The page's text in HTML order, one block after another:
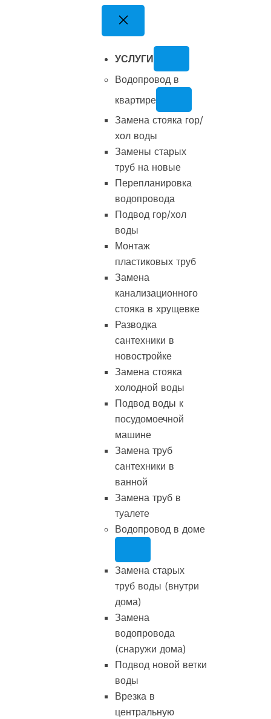
УСЛУГИ
Водопровод в
квартире
Замена стояка гор/
хол воды
Замены старых
труб на новые
Перепланировка
водопровода
Подвод гор/хол
воды
Монтаж
пластиковых труб
Замена
канализационного
стояка в хрущевке
Разводка
сантехники в
новостройке
Замена стояка
холодной воды
Подвод воды к
посудомоечной
машине
Замена труб
сантехники в
ванной
Замена труб в
туалете
Водопровод в доме
Замена старых
труб воды (внутри
дома)
Замена
водопровода
(снаружи дома)
Подвод новой ветки
воды
Врезка в
центральную